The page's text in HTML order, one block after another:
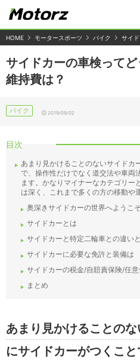
HOME モータースポーツ バイク サイ
サイドカーの車検って
維持費は？
バイク 2019/09/02
目次
あまり見かけることのないサイドカ
で、操作性だけでなく道交法や車両
ます。かなりマイナーなカテゴリー
は深く、これまで多くの方の移動や
奥深きサイドカーの世界へようこそ
サイドカーとは
サイドカーと特定二輪車との違い
サイドカーに必要な免許と装備は
サイドカーの税金/自賠責保険/任意
まとめ
あまり見かけることの
にサイドカーがつくこ